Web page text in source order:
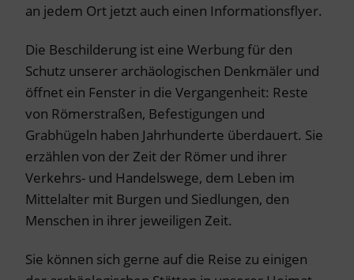
an jedem Ort jetzt auch einen Informationsflyer.
Die Beschilderung ist eine Werbung für den
Schutz unserer archäologischen Denkmäler und
öffnet ein Fenster in die Vergangenheit: Reste
von Römerstraßen, Befestigungen und
Grabhügeln haben Jahrhunderte überdauert. Sie
erzählen von der Zeit der Römer und ihrer
Verkehrs- und Handelswege, dem Leben im
Mittelalter mit Burgen und Siedlungen, den
Menschen in ihrer jeweiligen Zeit.
Sie können sich gerne auf die Reise zu einigen